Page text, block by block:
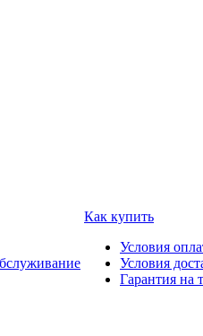
Как купить
Условия
Условия
Гарантия на